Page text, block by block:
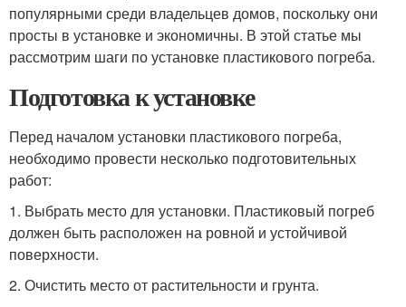
популярными среди владельцев домов, поскольку они
просты в установке и экономичны. В этой статье мы
рассмотрим шаги по установке пластикового погреба.
Подготовка к установке
Перед началом установки пластикового погреба,
необходимо провести несколько подготовительных
работ:
1. Выбрать место для установки. Пластиковый погреб
должен быть расположен на ровной и устойчивой
поверхности.
2. Очистить место от растительности и грунта.